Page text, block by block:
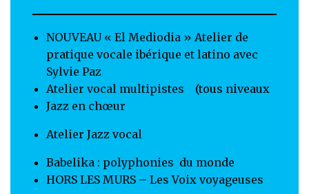
NOUVEAU « El Mediodia » Atelier de
pratique vocale ibérique et latino avec
Sylvie Paz
Atelier vocal multipistes
(tous niveaux
Jazz en chœur
Atelier Jazz vocal
Babelika : polyphonies du monde
HORS LES MURS – Les Voix voyageuses